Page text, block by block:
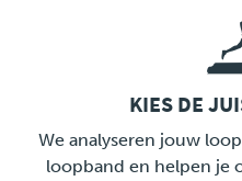
LINK
KIES DE
We analyseren jouw
loopband en helpen je